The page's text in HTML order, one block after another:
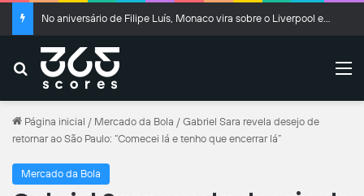
No aniversário de Filipe Luís, Monaco vira sobre o Liverpool em Anfield
Buscar
Página inicial / Mercado da Bola / Gabriel Sara revela desejo de
retornar ao São Paulo: “Comecei lá e tenho que encerrar lá”
Mercado da Bola